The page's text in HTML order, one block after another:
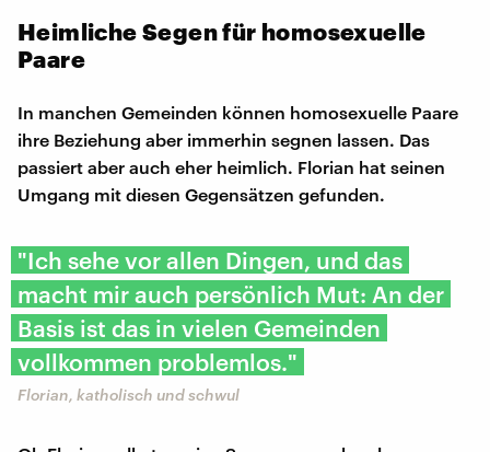
Heimliche Segen für homosexuelle
Paare
In manchen Gemeinden können homosexuelle Paare
ihre Beziehung aber immerhin segnen lassen. Das
passiert aber auch eher heimlich. Florian hat seinen
Umgang mit diesen Gegensätzen gefunden.
"Ich sehe vor allen Dingen, und das
macht mir auch persönlich Mut: An der
Basis ist das in vielen Gemeinden
vollkommen problemlos."
Florian, katholisch und schwul